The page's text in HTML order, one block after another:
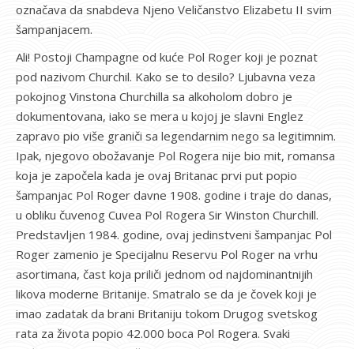
označava da snabdeva Njeno Veličanstvo Elizabetu II svim
šampanjacem.
Ali! Postoji Champagne od kuće Pol Roger koji je poznat
pod nazivom Churchil. Kako se to desilo? Ljubavna veza
pokojnog Vinstona Churchilla sa alkoholom dobro je
dokumentovana, iako se mera u kojoj je slavni Englez
zapravo pio više graniči sa legendarnim nego sa legitimnim.
Ipak, njegovo obožavanje Pol Rogera nije bio mit, romansa
koja je započela kada je ovaj Britanac prvi put popio
šampanjac Pol Roger davne 1908. godine i traje do danas,
u obliku čuvenog Cuvea Pol Rogera Sir Winston Churchill.
Predstavljen 1984. godine, ovaj jedinstveni šampanjac Pol
Roger zamenio je Specijalnu Reservu Pol Roger na vrhu
asortimana, čast koja priliči jednom od najdominantnijih
likova moderne Britanije. Smatralo se da je čovek koji je
imao zadatak da brani Britaniju tokom Drugog svetskog
rata za života popio 42.000 boca Pol Rogera. Svaki